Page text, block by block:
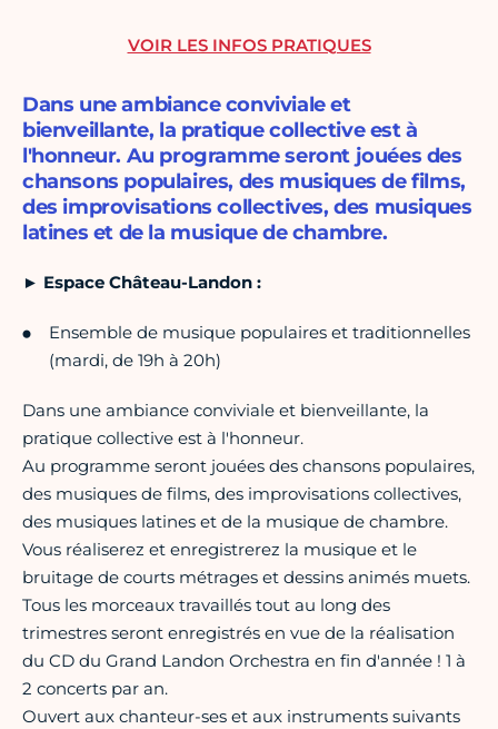
Dans une ambiance conviviale et
bienveillante, la pratique collective est à
l'honneur. Au programme seront jouées des
chansons populaires, des musiques de films,
des improvisations collectives, des musiques
latines et de la musique de chambre.
► Espace Château-Landon :
Ensemble de musique populaires et traditionnelles
(mardi, de 19h à 20h)
Dans une ambiance conviviale et bienveillante, la
pratique collective est à l'honneur.
Au programme seront jouées des chansons populaires,
des musiques de films, des improvisations collectives,
des musiques latines et de la musique de chambre.
Vous réaliserez et enregistrerez la musique et le
bruitage de courts métrages et dessins animés muets.
Tous les morceaux travaillés tout au long des
trimestres seront enregistrés en vue de la réalisation
du CD du Grand Landon Orchestra en fin d'année ! 1 à
2 concerts par an.
Ouvert aux chanteur-ses et aux instruments suivants
VOIR LES INFOS PRATIQUES